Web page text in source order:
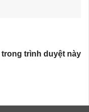
trong trình duyệt này